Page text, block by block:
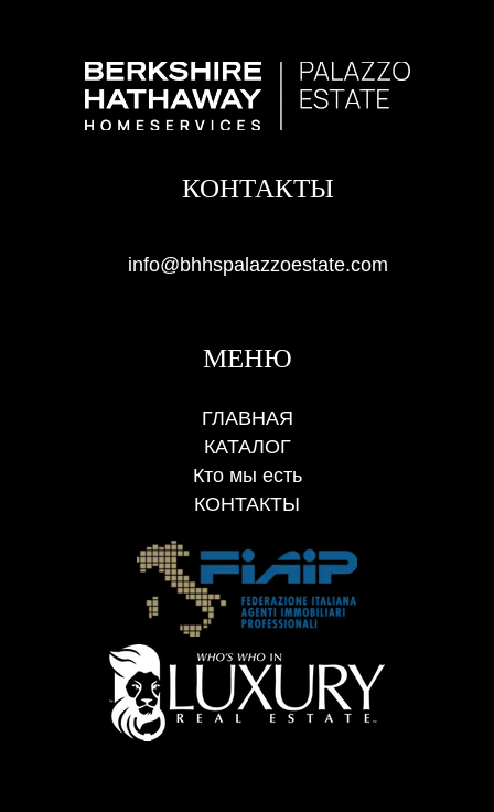
КОНТАКТЫ
info@bhhspalazzoestate.com
МЕНЮ
ГЛАВНАЯ
КАТАЛОГ
Кто мы есть
КОНТАКТЫ